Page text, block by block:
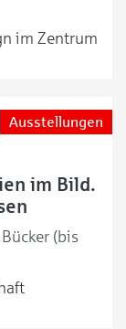
im Zentrum
Ausstellungen
im Bild.
(bis